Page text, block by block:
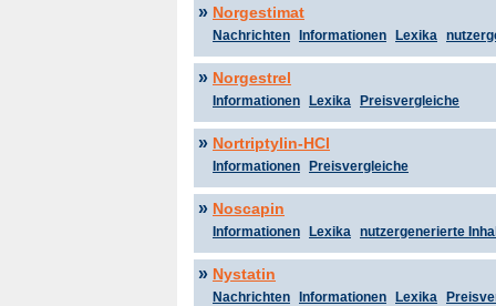
» Norgestimat
Nachrichten Informationen Lexika
» Norgestrel
Informationen Lexika Preisvergleiche
» Nortriptylin-HCl
Informationen Preisvergleiche
» Noscapin
Informationen Lexika nutzergenerierte
» Nystatin
Nachrichten Informationen Lexika